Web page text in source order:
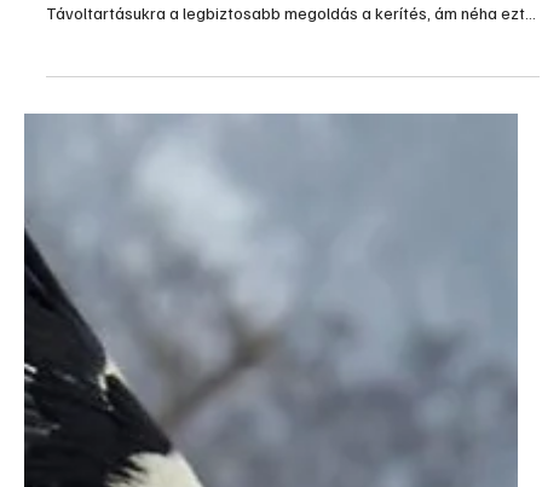
Távoltartásukra a legbiztosabb megoldás a kerítés, ám néha ezt